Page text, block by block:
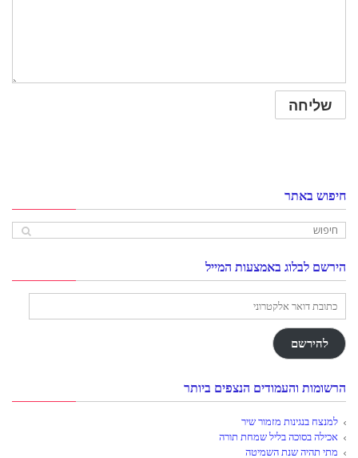
חיפוש באתר
הירשם לבלוג באמצעות המייל
אלקטרוני
להירשם
הרשומות והעמודים הנצפים ביותר
למנצח בנגינות מזמור שיר
אכילה בסוכה בליל שמחת תורה
מתי תהיה שנת השמיטה